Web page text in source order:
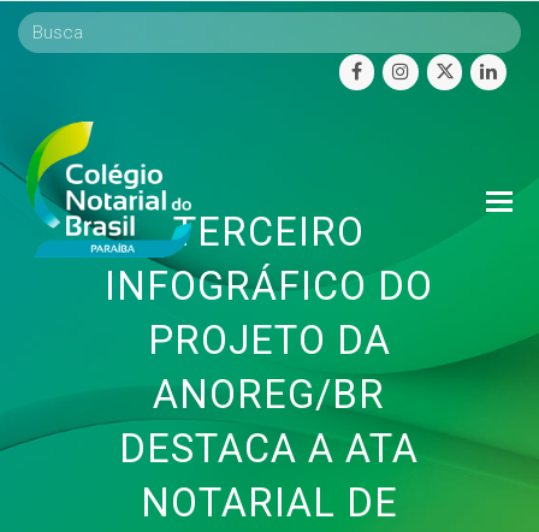
facebookinstagram
twitter
TERCEIRO
INFOGRÁFICO DO
PROJETO DA
ANOREG/BR
DESTACA A ATA
NOTARIAL DE